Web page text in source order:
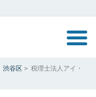
渋谷区 > 税理士法人アイ・